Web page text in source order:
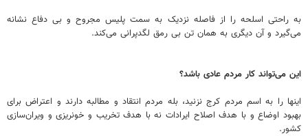
به راحتی اسلحه را از فاصله نزدیک به سمت پلیس مجروح و بی دفاع نشانه
می‌گیرد و آن دیگری به همان تن بی رمق لگدپرانی می‌کند.
این می‌تواند کار مردم عادی باشد؟
اینها را به اسم مردم کرج نزنید، بله مردم انتقاد و مطالبه دارند و اعتراض برای
بهبود اوضاع و با هدف اصلاح ایرادات نه با هدف تخریب و خونریزی و ویران‌سازی
کشور.